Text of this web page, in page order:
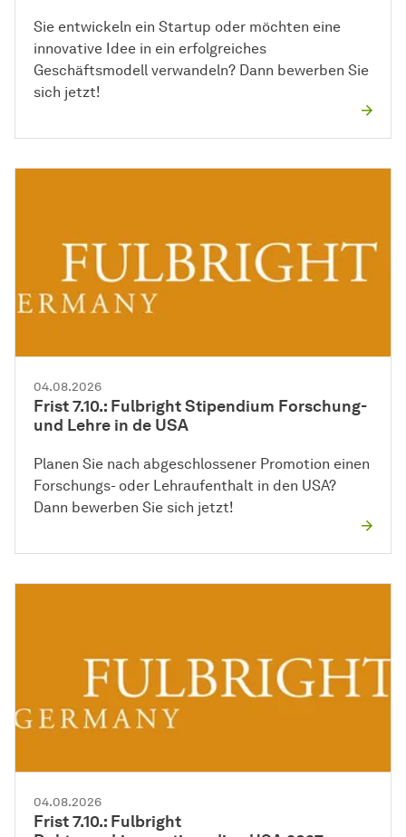
Sie entwickeln ein Startup oder möchten eine
innovative Idee in ein erfolgreiches
Geschäftsmodell verwandeln? Dann bewerben Sie
sich jetzt!
04.08.2026
Frist 7.10.: Fulbright Stipendium Forschung-
und Lehre in de USA
Planen Sie nach abgeschlossener Promotion einen
Forschungs- oder Lehraufenthalt in den USA?
Dann bewerben Sie sich jetzt!
04.08.2026
Frist 7.10.: Fulbright